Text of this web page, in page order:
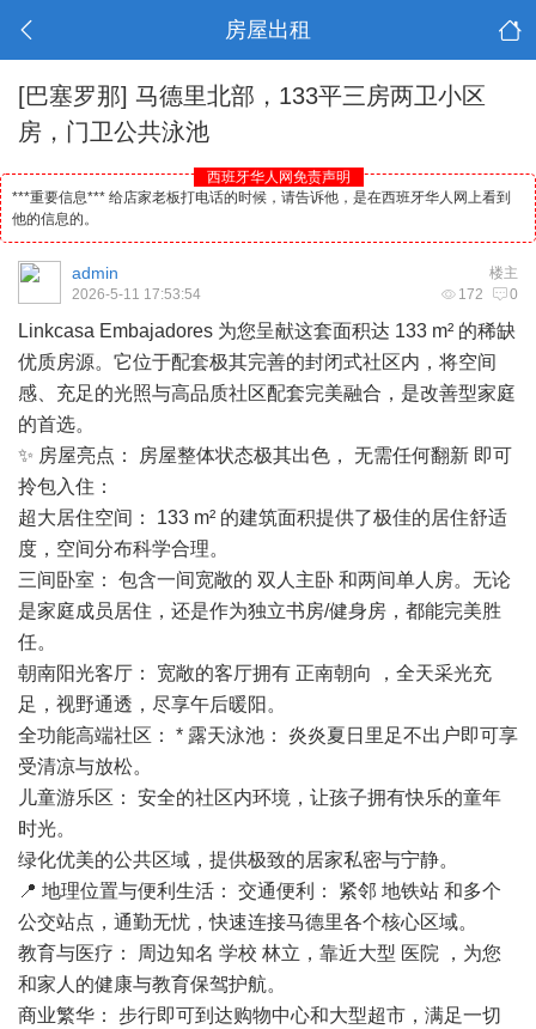
房屋出租
[巴塞罗那] 马德里北部，133平三房两卫小区
房，门卫公共泳池
西班牙华人网免责声明
***重要信息*** 给店家老板打电话的时候，请告诉他，是在西班牙华人网上看到
他的信息的。
楼主
admin
172 0
2026-5-11 17:53:54
Linkcasa Embajadores 为您呈献这套面积达 133 m² 的稀缺
优质房源。它位于配套极其完善的封闭式社区内，将空间
感、充足的光照与高品质社区配套完美融合，是改善型家庭
的首选。
✨ 房屋亮点： 房屋整体状态极其出色， 无需任何翻新 即可
拎包入住：
超大居住空间： 133 m² 的建筑面积提供了极佳的居住舒适
度，空间分布科学合理。
三间卧室： 包含一间宽敞的 双人主卧 和两间单人房。无论
是家庭成员居住，还是作为独立书房/健身房，都能完美胜
任。
朝南阳光客厅： 宽敞的客厅拥有 正南朝向 ，全天采光充
足，视野通透，尽享午后暖阳。
全功能高端社区： * 露天泳池： 炎炎夏日里足不出户即可享
受清凉与放松。
儿童游乐区： 安全的社区内环境，让孩子拥有快乐的童年
时光。
绿化优美的公共区域，提供极致的居家私密与宁静。
📍 地理位置与便利生活： 交通便利： 紧邻 地铁站 和多个
公交站点，通勤无忧，快速连接马德里各个核心区域。
教育与医疗： 周边知名 学校 林立，靠近大型 医院 ，为您
和家人的健康与教育保驾护航。
商业繁华： 步行即可到达购物中心和大型超市，满足一切